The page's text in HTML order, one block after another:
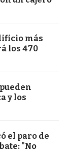
más
los 470
y los
el paro de
"No